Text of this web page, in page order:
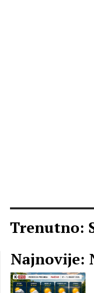
Trenutno:
Najnovije: